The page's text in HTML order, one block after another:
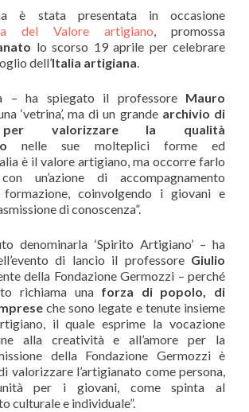
è stata presentata in occasione
del Valore artigiano, promossa
lo scorso 19 aprile per celebrare
dell’Italia artigiana.
– ha spiegato il professore Mauro
‘vetrina’, ma di un grande archivio di
per valorizzare la qualità
nelle sue molteplici forme ed
è il valore artigiano, ma occorre farlo
un’azione di accompagnamento
coinvolgendo i giovani e
di conoscenza”.
denominarla ‘Spirito Artigiano’ – ha
di lancio il professore Giulio
della Fondazione Germozzi – perché
richiama una forza di popolo, di
che sono legate e tenute insieme
il quale esprime la vocazione
alla creatività e all’amore per la
della Fondazione Germozzi è
valorizzare l’artigianato come persona,
per i giovani, come spinta al
culturale e individuale”.